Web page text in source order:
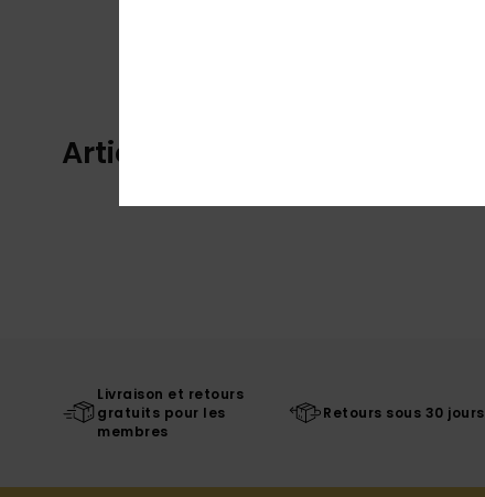
Articles vus récemment
Livraison et retours
gratuits pour les
membres
Retours sous 30 jours